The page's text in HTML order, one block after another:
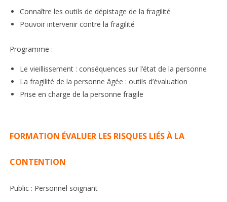
Connaître les outils de dépistage de la fragilité
Pouvoir intervenir contre la fragilité
Programme :
Le vieillissement : conséquences sur l’état de la personne
La fragilité de la personne âgée : outils d’évaluation
Prise en charge de la personne fragile
FORMATION ÉVALUER LES RISQUES LIÉS À LA
CONTENTION
Public : Personnel soignant